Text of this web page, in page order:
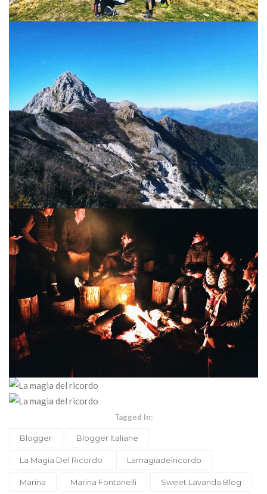
Tagged In:
Blogger Blogger Italiane
La Magia Del Ricordo Lamagiadelricordo
Marina Marina Fontanelli Sweet Lavanda Blog